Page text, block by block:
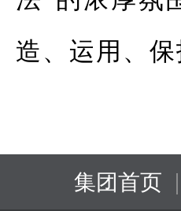
造、运用、
集团首页 |